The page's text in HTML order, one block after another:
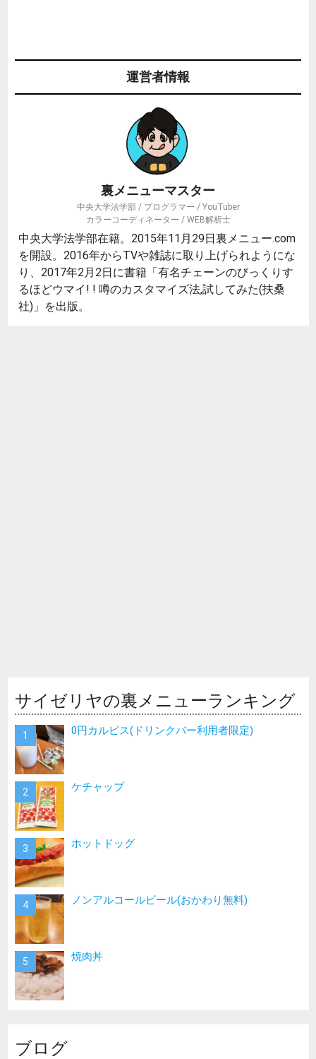
運営者情報
裏メニューマスター
中央大学法学部 / プログラマー / YouTuber
カラーコーディネーター / WEB解析士
中央大学法学部在籍。2015年11月29日裏メニュー.com
を開設。2016年からTVや雑誌に取り上げられようにな
り、2017年2月2日に書籍「有名チェーンのびっくりす
るほどウマイ! ! 噂のカスタマイズ法,試してみた(扶桑
社)」を出版。
サイゼリヤの裏メニューランキング
0円カルピス(ドリンクバー利用者限定)
ケチャップ
ホットドッグ
ノンアルコールビール(おかわり無料)
焼肉丼
ブログ